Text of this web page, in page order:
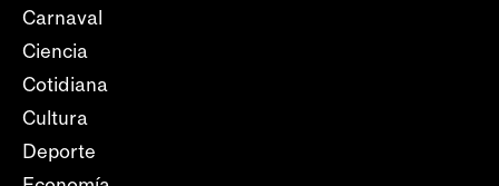
Carnaval
Ciencia
Cotidiana
Cultura
Deporte